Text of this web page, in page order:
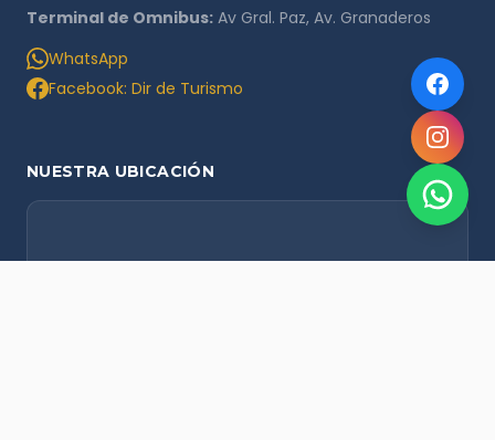
Terminal de Omnibus: Av Gral. Paz, Av. Granaderos
WhatsApp
Facebook: Dir de Turismo
NUESTRA UBICACIÓN